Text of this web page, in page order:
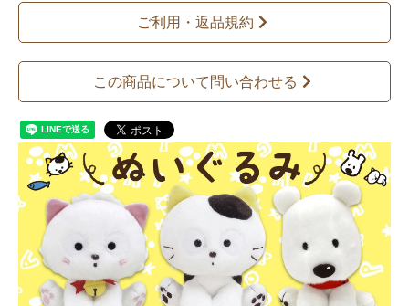
ご利用・返品規約
この商品について問い合わせる